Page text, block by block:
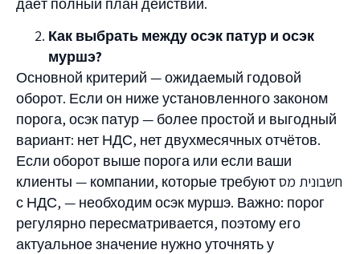
Как выбрать между осэк патур и осэк
муршэ?
Основной критерий — ожидаемый годовой
оборот. Если он ниже установленного законом
порога, осэк патур — более простой и выгодный
вариант: нет НДС, нет двухмесячных отчётов.
Если оборот выше порога или если ваши
клиенты — компании, которые требуют חשבונית מס
с НДС, — необходим осэк муршэ. Важно: порог
регулярно пересматривается, поэтому его
актуальное значение нужно уточнять у